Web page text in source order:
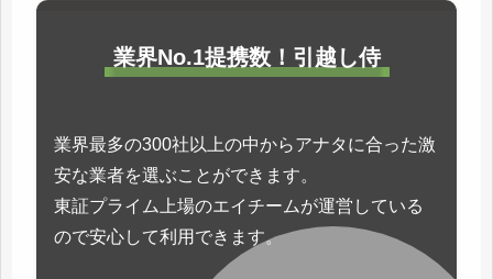
業界No.1提携数！引越し侍
業界最多の300社以上の中からアナタに合った激
安な業者を選ぶことができます。
東証プライム上場のエイチームが運営している
ので安心して利用できます。